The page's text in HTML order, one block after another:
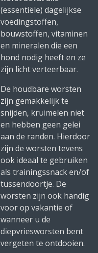
(essentiële) dagelijkse
voedingstoffen,
bouwstoffen, vitaminen
en mineralen die een
hond nodig heeft en ze
zijn licht verteerbaar.
De houdbare worsten
zijn gemakkelijk te
snijden, kruimelen niet
en hebben geen gelei
aan de randen. Hierdoor
zijn de worsten tevens
ook ideaal te gebruiken
als trainingssnack en/of
tussendoortje. De
worsten zijn ook handig
voor op vakantie of
wanneer u de
diepvriesworsten bent
vergeten te ontdooien.